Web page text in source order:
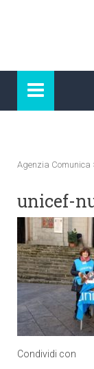
Agenzia Comunica
unicef-
Condividi con